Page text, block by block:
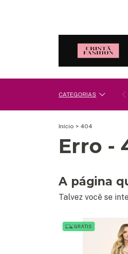
CATEGORIAS
Início > 404
Erro -
A página
Talvez você se
GRÁTIS